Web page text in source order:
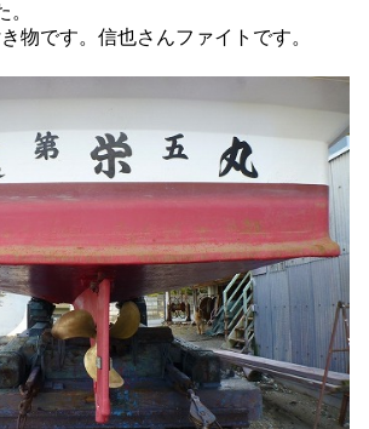
物です。信也さんファイトです。